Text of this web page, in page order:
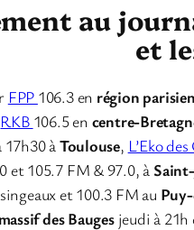
au
et
FPP 106.3 en région
RKB 106.5 en centre-
à Toulouse, L’Eko
et 105.7 FM & 97.0, à
et 100.3 FM au
des Bauges jeudi à 21h